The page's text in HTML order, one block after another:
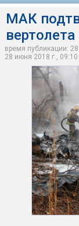
МАК
время публикации:
28 июня 2018 г., 09:10